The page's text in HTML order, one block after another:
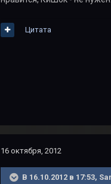
Цитата
16 октября, 2012
В 16.10.2012 в 17:53,